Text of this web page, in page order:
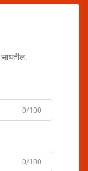
0/100
0/100